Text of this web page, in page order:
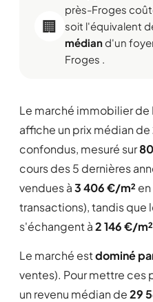
🏢
près-Froges
soit l'équivalent
médiand'un
Froges .
Le marché immobilier
affiche un prix médian de
confondus, mesuré sur
cours des 5 dernières
vendues à3 406 €/m²
transactions), tandis que
s'échangent à2 146 €/m²
Le marché estdominé
ventes). Pour mettre ces
un revenu médian de29